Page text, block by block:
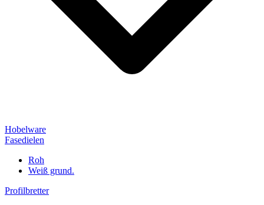
Hobelware
Fasedielen
Roh
Weiß grund.
Profilbretter